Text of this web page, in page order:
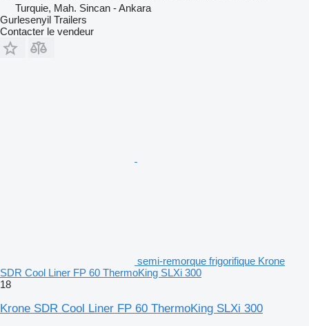
Turquie, Mah. Sincan - Ankara
Gurlesenyil Trailers
Contacter le vendeur
semi-remorque frigorifique Krone
SDR Cool Liner FP 60 ThermoKing SLXi 300
18
Krone SDR Cool Liner FP 60 ThermoKing SLXi 300